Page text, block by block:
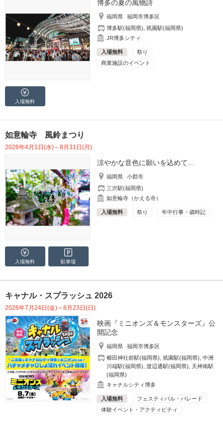
博多の夏の風物詩
福岡県
福岡市博多区
博多駅(福岡県) ,祇園駅(福岡県)
JR博多シティ
入場無料
祭り
商業施設のイベント
入場無料
如意輪寺 風鈴まつり
2026年4月1日(水)～8月31日(月)
涼やかな音色に願いを込めて…
福岡県
小郡市
三沢駅(福岡県)
如意輪寺（かえる寺）
入場無料 祭り 年中行事・歳時記
入場無料 駐車場
キャナル・スプラッシュ 2026
2026年7月24日(金)～8月23日(日)
映画『ミニオンズ＆モンスターズ』公
開記念
福岡県
福岡市博多区
櫛田神社前駅(福岡県),祇園駅(福岡県),中洲
川端駅(福岡県),渡辺通駅(福岡県), 天神南駅
(福岡県)
キャナルシティ博多
入場無料
フェスティバル・パレード
体験イベント・アクティビティ